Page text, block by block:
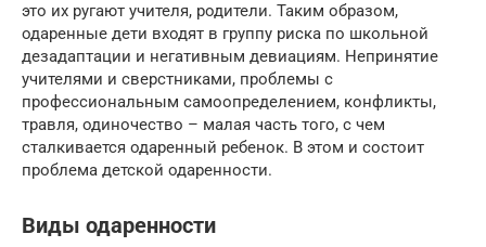
это их ругают учителя, родители. Таким образом,
одаренные дети входят в группу риска по школьной
дезадаптации и негативным девиациям. Непринятие
учителями и сверстниками, проблемы с
профессиональным самоопределением, конфликты,
травля, одиночество – малая часть того, с чем
сталкивается одаренный ребенок. В этом и состоит
проблема детской одаренности.
Виды одаренности